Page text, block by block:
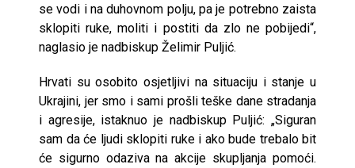
se vodi i na duhovnom polju, pa je potrebno zaista
sklopiti ruke, moliti i postiti da zlo ne pobijedi“,
naglasio je nadbiskup Želimir Puljić.
Hrvati su osobito osjetljivi na situaciju i stanje u
Ukrajini, jer smo i sami prošli teške dane stradanja
i agresije, istaknuo je nadbiskup Puljić: „Siguran
sam da će ljudi sklopiti ruke i ako bude trebalo bit
će sigurno odaziva na akcije skupljanja pomoći.